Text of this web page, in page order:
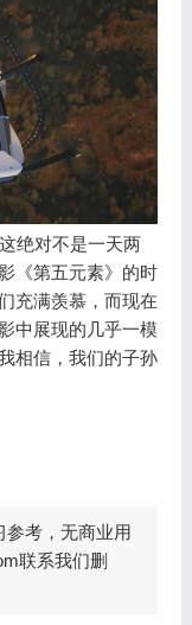
绝对不是一天两
《第五元素》的时
充满羡慕，而现在
中展现的几乎一模
相信，我们的子孙
参考，无商业用
联系我们删